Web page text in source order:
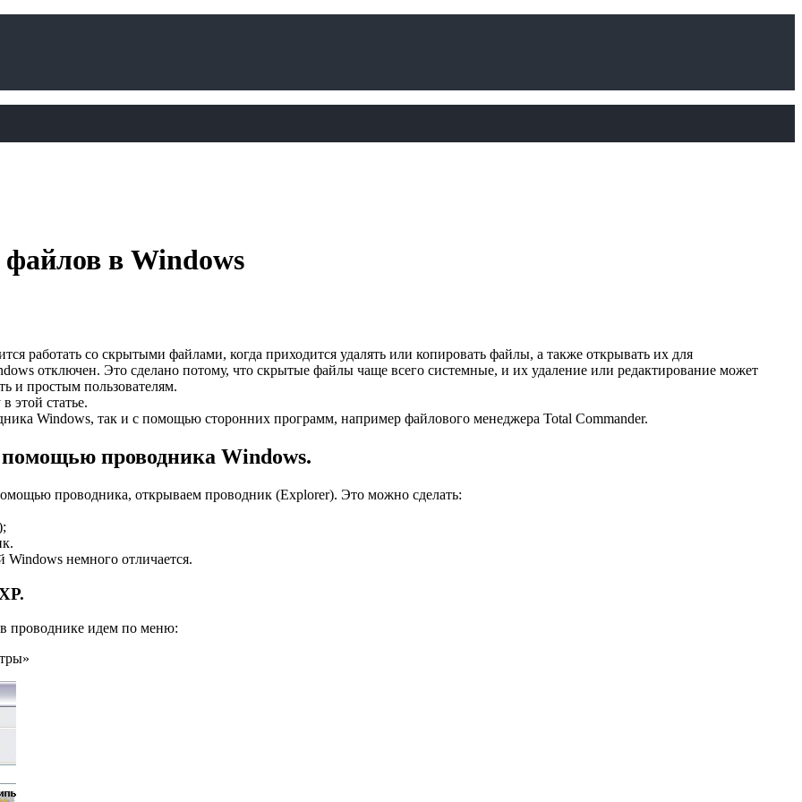
в Windows
работать со скрытыми файлами, когда приходится удалять или копировать файлы, а также открывать их для
отключен. Это сделано потому, что скрытые файлы чаще всего системные, и их удаление или редактирование может
и простым пользователям.
этой статье.
Windows, так и с помощью сторонних программ, например файлового менеджера Total Commander.
проводника Windows.
проводника, открываем проводник (Explorer). Это можно сделать:
немного отличается.
проводнике идем по меню: